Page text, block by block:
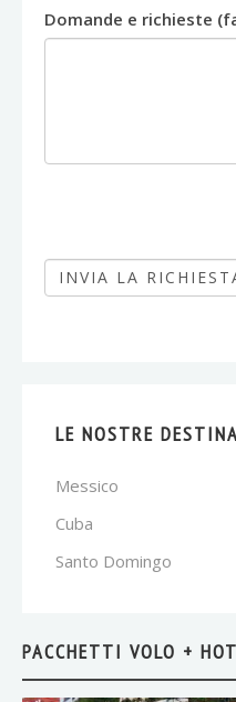
Domande e richieste
LE NOSTRE
Messico
Cuba
Santo Domingo
PACCHETTI VOLO +